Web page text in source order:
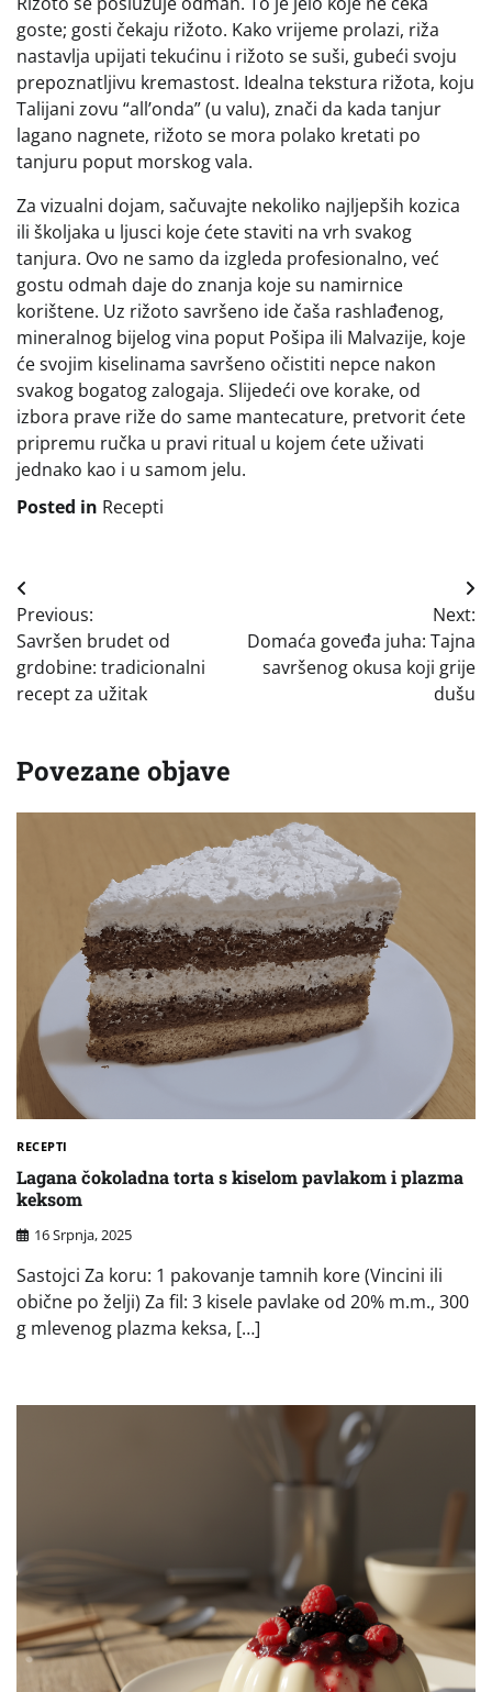
goste; gosti čekaju rižoto. Kako vrijeme prolazi, riža
nastavlja upijati tekućinu i rižoto se suši, gubeći svoju
prepoznatljivu kremastost. Idealna tekstura rižota, koju
Talijani zovu “all’onda” (u valu), znači da kada tanjur
lagano nagnete, rižoto se mora polako kretati po
tanjuru poput morskog vala.
Za vizualni dojam, sačuvajte nekoliko najljepših kozica
ili školjaka u ljusci koje ćete staviti na vrh svakog
tanjura. Ovo ne samo da izgleda profesionalno, već
gostu odmah daje do znanja koje su namirnice
korištene. Uz rižoto savršeno ide čaša rashlađenog,
mineralnog bijelog vina poput Pošipa ili Malvazije, koje
će svojim kiselinama savršeno očistiti nepce nakon
svakog bogatog zalogaja. Slijedeći ove korake, od
izbora prave riže do same mantecature, pretvorit ćete
pripremu ručka u pravi ritual u kojem ćete uživati
jednako kao i u samom jelu.
Posted in Recepti
Navigacija
objava
Previous:
Savršen brudet od
grdobine: tradicionalni
recept za užitak
Next:
Domaća goveđa juha: Tajna
savršenog okusa koji grije
dušu
Povezane objave
RECEPTI
Lagana čokoladna torta s kiselom pavlakom i plazma
keksom
16 Srpnja, 2025
Sastojci Za koru: 1 pakovanje tamnih kore (Vincini ili
obične po želji) Za fil: 3 kisele pavlake od 20% m.m., 300
g mlevenog plazma keksa, […]